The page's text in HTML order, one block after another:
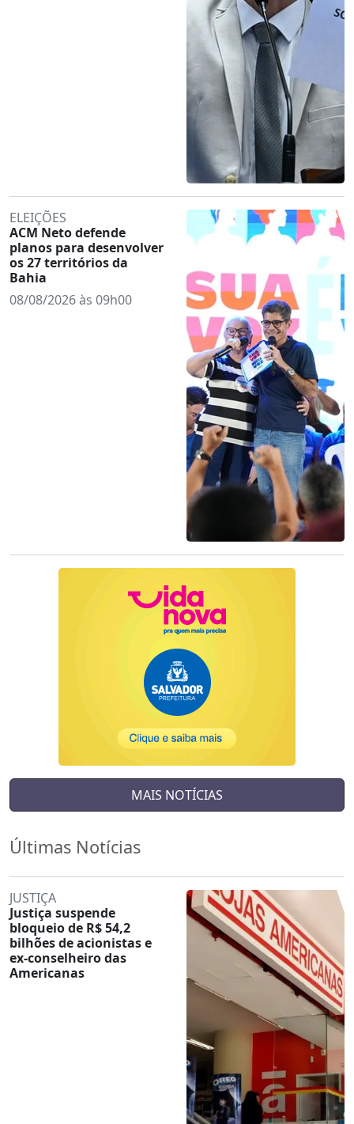
ELEIÇÕES
ACM Neto defende
planos para desenvolver
os 27 territórios da
Bahia
08/08/2026 às 09h00
MAIS NOTÍCIAS
Últimas Notícias
JUSTIÇA
Justiça suspende
bloqueio de R$ 54,2
bilhões de acionistas e
ex-conselheiro das
Americanas